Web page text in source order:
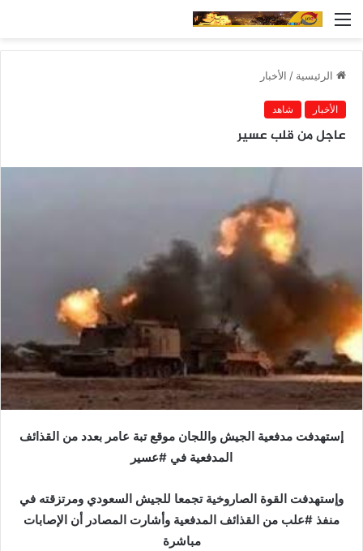
القائمة
الرئيسية / الأخبار
الأخبار شاهد
عاجل من قلب عسير
إستهدفت مدفعية الجيش واللجان موقع تبة عامر بعدد من القذائف
المدفعية في #عسير
وإستهدفت القوة الصاروخية تجمعا للجيش السعودي ومرتزقته في
منفذ #علب من القذائف المدفعية وأشارت المصادر أن الإصابات
مباشرة